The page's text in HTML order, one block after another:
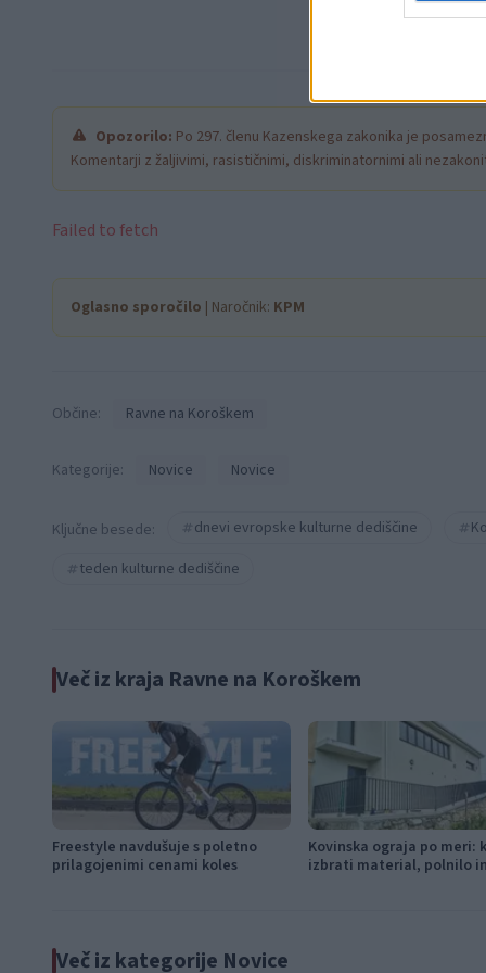
Opozorilo: Po 297. členu Kazenskega zakonika je
Komentarji z žaljivimi, rasističnimi, diskriminatornimi ali
Failed to fetch
Oglasno sporočilo | Naročnik: KPM
Občine: Ravne na Koroškem
Kategorije: Novice Novice
Ključne besede: dnevi evropske kulturne dediščine
teden kulturne dediščine
Več iz kraja Ravne na Koroškem
Freestyle navdušuje s poletno
prilagojenimi cenami koles
Kovinska ograja po meri:
izbrati material, polnilo
Več iz kategorije Novice